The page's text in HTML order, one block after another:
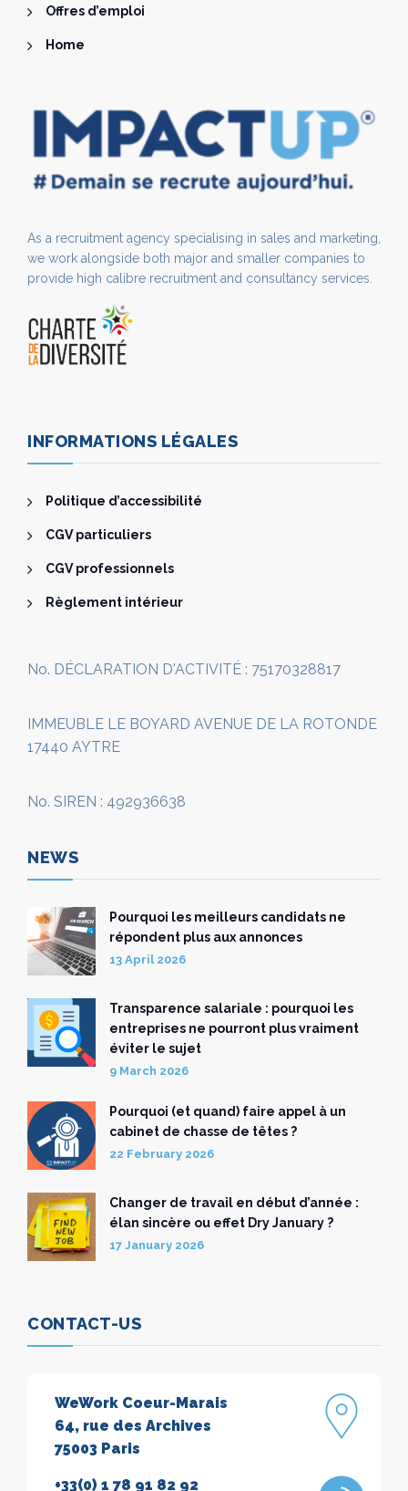
Offres d’emploi
Home
As a recruitment agency specialising in sales and marketing,
we work alongside both major and smaller companies to
provide high calibre recruitment and consultancy services.
INFORMATIONS LÉGALES
Politique d’accessibilité
CGV particuliers
CGV professionnels
Règlement intérieur
No. DÉCLARATION D'ACTIVITÉ : 75170328817
IMMEUBLE LE BOYARD AVENUE DE LA ROTONDE
17440 AYTRE
No. SIREN : 492936638
NEWS
Pourquoi les meilleurs candidats ne
répondent plus aux annonces
13 April 2026
Transparence salariale : pourquoi les
entreprises ne pourront plus vraiment
éviter le sujet
9 March 2026
Pourquoi (et quand) faire appel à un
cabinet de chasse de têtes ?
22 February 2026
Changer de travail en début d’année :
élan sincère ou effet Dry January ?
17 January 2026
CONTACT-US
WeWork Coeur-Marais
64, rue des Archives
75003 Paris
+33(0) 1 78 91 82 92